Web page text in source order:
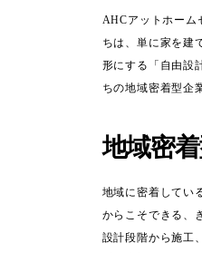
AHCアットホーム
ちは、単に家を建
形にする「自由設
ちの地域密着型企
地域密
地域に密着してい
からこそできる、
設計段階から施工